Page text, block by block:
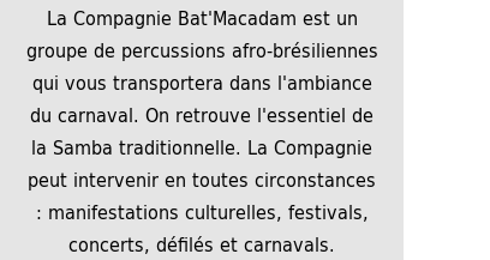
La Compagnie Bat'Macadam est un
groupe de percussions afro-brésiliennes
qui vous transportera dans l'ambiance
du carnaval. On retrouve l'essentiel de
la Samba traditionnelle. La Compagnie
peut intervenir en toutes circonstances
: manifestations culturelles, festivals,
concerts, défilés et carnavals.